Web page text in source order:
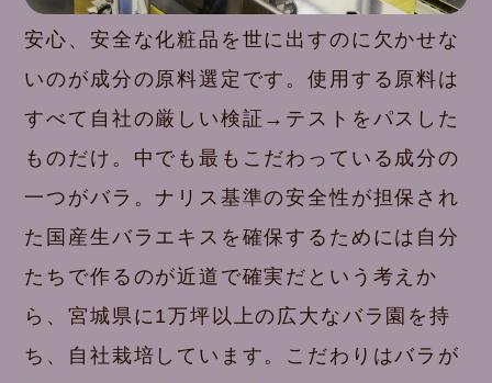
安心、安全な化粧品を世に出すのに欠かせな
いのが成分の原料選定です。使用する原料は
すべて自社の厳しい検証→テストをパスした
ものだけ。中でも最もこだわっている成分の
一つがバラ。ナリス基準の安全性が担保され
た国産生バラエキスを確保するためには自分
たちで作るのが近道で確実だという考えか
ら、宮城県に1万坪以上の広大なバラ園を持
ち、自社栽培しています。こだわりはバラが